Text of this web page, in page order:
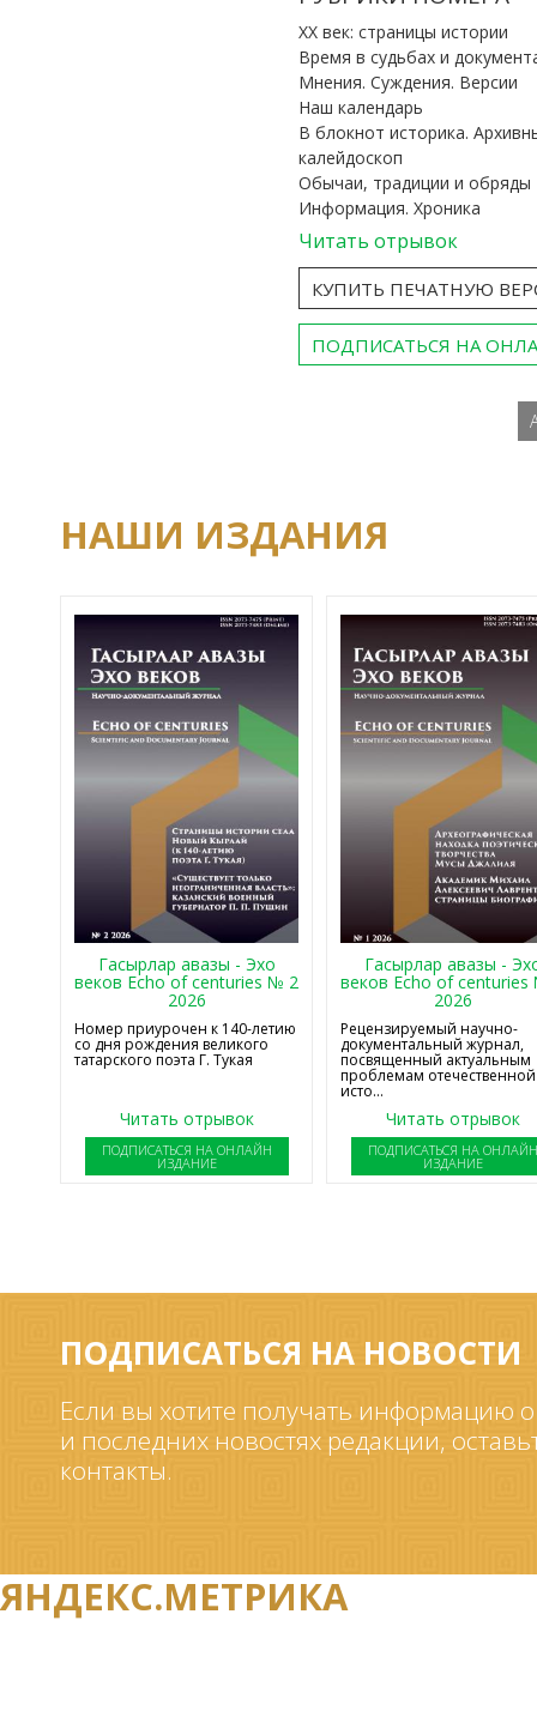
ХХ век: страницы истории
Время в судьбах и
Мнения. Суждения. Версии
Наш календарь
В блокнот историка.
калейдоскоп
Обычаи, традиции и обряды
Информация. Хроника
Читать отрывок
КУПИТЬ ПЕЧАТНУЮ
ПОДПИСАТЬСЯ НА
НАШИ ИЗДАНИЯ
Гасырлар авазы - Эхо
веков Echo of centuries № 2
2026
Номер приурочен к 140-летию
со дня рождения великого
татарского поэта Г. Тукая
Читать отрывок
ПОДПИСАТЬСЯ НА ОНЛАЙН
ИЗДАНИЕ
Гасырлар авазы -
веков Echo of
2026
Рецензируемый научно-
документальный журнал,
посвященный актуальным
проблемам отечественной
исто...
Читать отрывок
ПОДПИСАТЬСЯ НА
ИЗДАНИЕ
ПОДПИСАТЬСЯ НА НОВОСТИ
Если вы хотите получать информацию
и последних новостях редакции,
контакты.
ЯНДЕКС.МЕТРИКА